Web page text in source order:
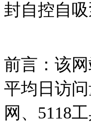
封自控自
前言：该
平均日访
网、 5118工